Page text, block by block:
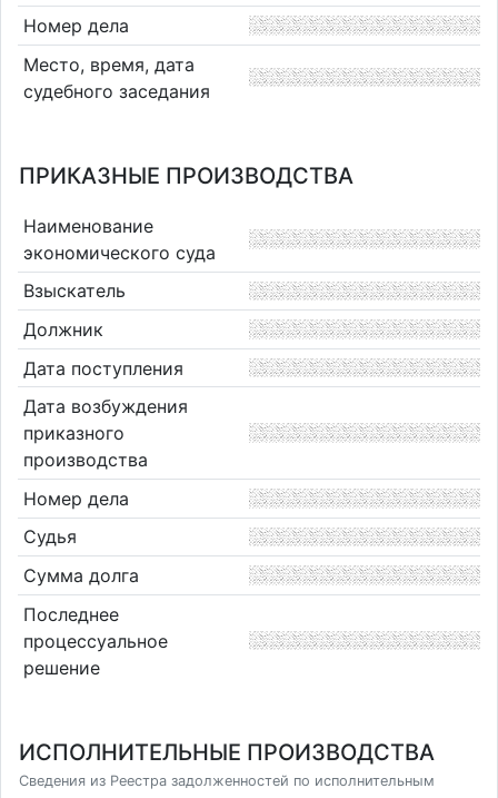
Номер дела
Место, время, дата
судебного заседания
ПРИКАЗНЫЕ ПРОИЗВОДСТВА
Наименование
экономического суда
Взыскатель
Должник
Дата поступления
Дата возбуждения
приказного
производства
Номер дела
Судья
Сумма долга
Последнее
процессуальное
решение
ИСПОЛНИТЕЛЬНЫЕ ПРОИЗВОДСТВА
Сведения из Реестра задолженностей по исполнительным